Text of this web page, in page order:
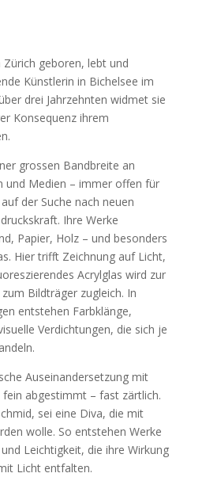
Zürich geboren, lebt und
Künstlerin in Bichelsee im
drei Jahrzehnten widmet sie
Konsequenz ihrem
grossen Bandbreite an
und Medien – immer offen für
der Suche nach neuen
Ihre Werke
Papier, Holz – und besonders
Hier trifft Zeichnung auf Licht,
Acrylglas wird zur
Bildträger zugleich. In
entstehen Farbklänge,
Verdichtungen, die sich je
Auseinandersetzung mit
abgestimmt – fast zärtlich.
sei eine Diva, die mit
wolle. So entstehen Werke
Leichtigkeit, die ihre Wirkung
Licht entfalten.